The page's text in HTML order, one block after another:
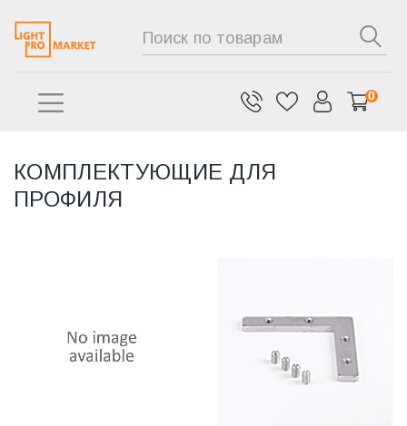
0
КОМПЛЕКТУЮЩИЕ ДЛЯ
ПРОФИЛЯ